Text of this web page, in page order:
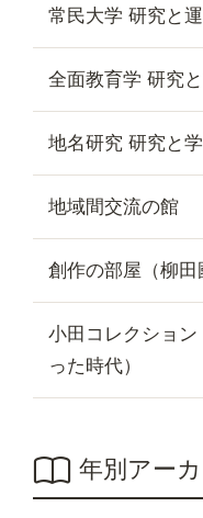
常民大学 研究と
全面教育学 研究
地名研究 研究と
地域間交流の館
創作の部屋（柳田
小田コレクショ
った時代）
年別アー